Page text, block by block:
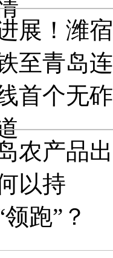
展！潍宿
至青岛连
首个无砟
农产品出
以持
跑”？